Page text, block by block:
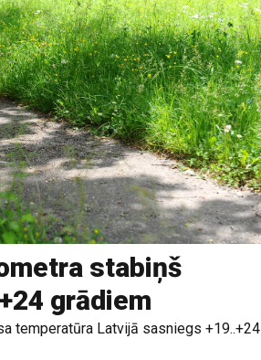
stabiņš
grādiem
temperatūra Latvijā sasniegs +19..+24